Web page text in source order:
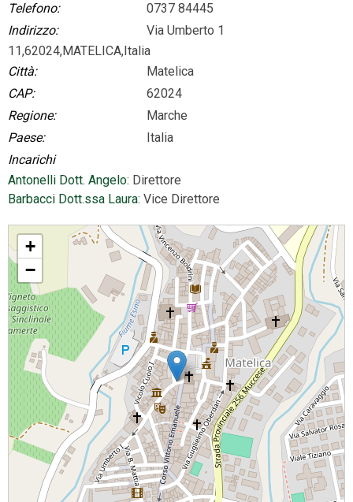
Telefono:
0737 84445
Indirizzo:
Via Umberto 1
11,62024,MATELICA,Italia
Città:
Matelica
CAP:
62024
Regione:
Marche
Paese:
Italia
Incarichi
Antonelli Dott. Angelo: Direttore
Barbacci Dott.ssa Laura: Vice Direttore
Museo Piersanti
+
−